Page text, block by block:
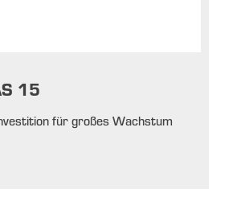
15
für großes Wachstum